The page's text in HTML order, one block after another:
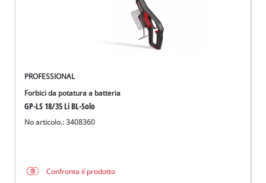
PROFESSIONAL
Forbici da potatura a batteria
GP-LS 18/35 Li BL-Solo
No articolo.: 3408360
Confronta il prodotto